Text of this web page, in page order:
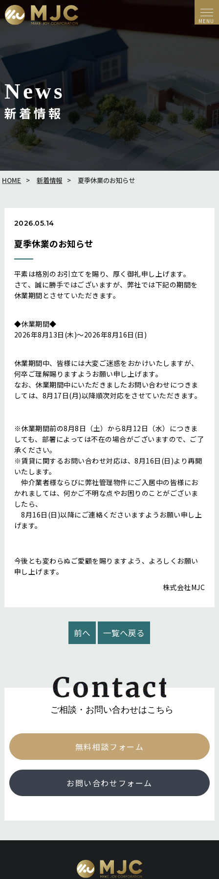
News
新着情報
HOME 新着情報 夏季休業のお知らせ
2026.05.14
夏季休業のお知らせ
平素は格別のお引立てを賜り、厚く御礼申し上げます。
さて、誠に勝手ではございますが、弊社では下記の期間を
休業期間とさせていただきます。
◆休業期間◆
2026年8月13日(木)～2026年8月16日(日)
休業期間中、皆様には大変ご迷惑をおかけいたしますが、
何卒ご理解賜りますようお願い申し上げます。
なお、休業期間中にいただきましたお問い合わせにつきま
しては、8月17日(月)以降順次対応をさせていただきます。
※休業期間前の8月8日（土）から8月12日（水）につきま
しても、部署によっては不在の場合がございますので、ご了
承ください。
※賃貸に関するお問い合わせ対応は、8月16日(日)より再開
いたします。
仲介業者様ならびに弊社管理物件にご入居中の皆様にお
かれましては、何かご不明な点やお困りのことがございま
したら、
8月16日(日)以降にご連絡くださいますようお願い申し上
げます。
今後とも変わらぬご愛顧を賜りますよう、よろしくお願い
申し上げます。
株式会社MJC
前へ 一覧へ戻る
ご相談・お問い合わせはこちら
無料相談フォーム
お問い合わせフォーム